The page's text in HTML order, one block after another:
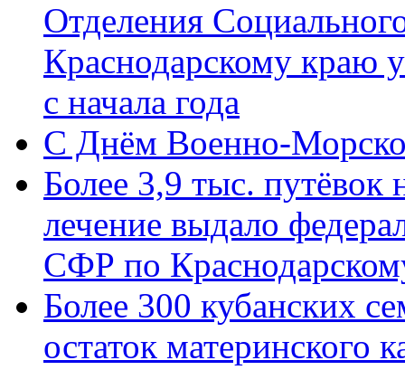
Отделения
Краснодарскому краю
с начала года
C Днём Военно-
Более 3,9 тыс. путёвок
лечение выдало
СФР по
Более 300 кубанских
остаток материнского